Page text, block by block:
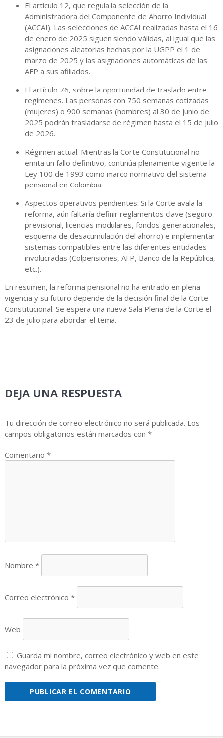
El artículo 12, que regula la selección de la
Administradora del Componente de Ahorro Individual
(ACCAI). Las selecciones de ACCAI realizadas hasta el 16
de enero de 2025 siguen siendo válidas, al igual que las
asignaciones aleatorias hechas por la UGPP el 1 de
marzo de 2025 y las asignaciones automáticas de las
AFP a sus afiliados.
El artículo 76, sobre la oportunidad de traslado entre
regímenes. Las personas con 750 semanas cotizadas
(mujeres) o 900 semanas (hombres) al 30 de junio de
2025 podrán trasladarse de régimen hasta el 15 de julio
de 2026.
Régimen actual: Mientras la Corte Constitucional no
emita un fallo definitivo, continúa plenamente vigente la
Ley 100 de 1993 como marco normativo del sistema
pensional en Colombia.
Aspectos operativos pendientes: Si la Corte avala la
reforma, aún faltaría definir reglamentos clave (seguro
previsional, licencias modulares, fondos generacionales,
esquema de desacumulación del ahorro) e implementar
sistemas compatibles entre las diferentes entidades
involucradas (Colpensiones, AFP, Banco de la República,
etc.).
En resumen, la reforma pensional no ha entrado en plena
vigencia y su futuro depende de la decisión final de la Corte
Constitucional. Se espera una nueva Sala Plena de la Corte el
23 de julio para abordar el tema.
DEJA UNA RESPUESTA
Tu dirección de correo electrónico no será publicada. Los
campos obligatorios están marcados con *
Comentario *
Nombre *
Correo electrónico *
Web
Guarda mi nombre, correo electrónico y web en este
navegador para la próxima vez que comente.